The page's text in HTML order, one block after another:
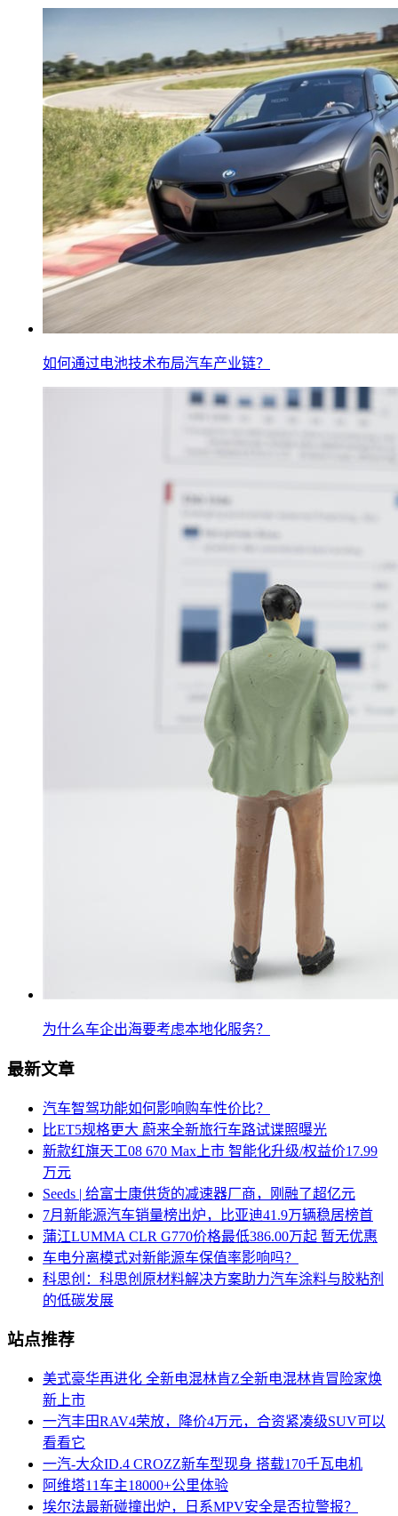
如何通过电池技术布局汽车产业链？
为什么车企出海要考虑本地化服务？
最新文章
汽车智驾功能如何影响购车性价比？
比ET5规格更大 蔚来全新旅行车路试谍照曝光
新款红旗天工08 670 Max上市 智能化升级/权益价17.99
万元
Seeds | 给富士康供货的减速器厂商，刚融了超亿元
7月新能源汽车销量榜出炉，比亚迪41.9万辆稳居榜首
蒲江LUMMA CLR G770价格最低386.00万起 暂无优惠
车电分离模式对新能源车保值率影响吗？
科思创：科思创原材料解决方案助力汽车涂料与胶粘剂
的低碳发展
站点推荐
美式豪华再进化 全新电混林肯Z全新电混林肯冒险家焕
新上市
一汽丰田RAV4荣放，降价4万元，合资紧凑级SUV可以
看看它
一汽-大众ID.4 CROZZ新车型现身 搭载170千瓦电机
阿维塔11车主18000+公里体验
埃尔法最新碰撞出炉，日系MPV安全是否拉警报？